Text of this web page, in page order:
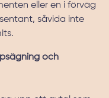
eller en i förväg
såvida inte
och